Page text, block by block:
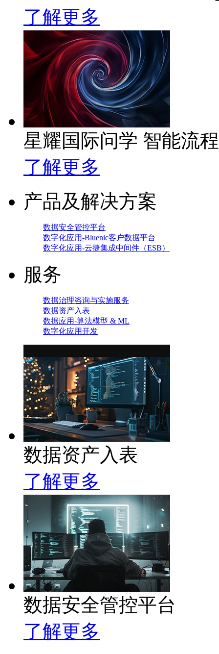
了解更多
星耀国际问学 智能流
了解更多
产品及解决方案
数据安全管控平台
数字化应用-Bluenic客户数据平台
数字化应用-云捷集成中间件（ESB）
服务
数据治理咨询与实施服务
数据资产入表
数据应用-算法模型 & ML
数字化应用开发
数据资产入表
了解更多
数据安全管控平台
了解更多